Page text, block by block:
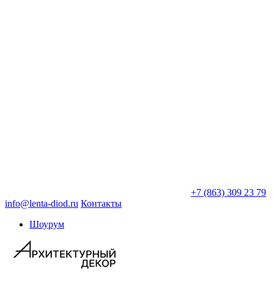
+7 (863) 309 23 79
info@lenta-diod.ru Контакты
Шоурум